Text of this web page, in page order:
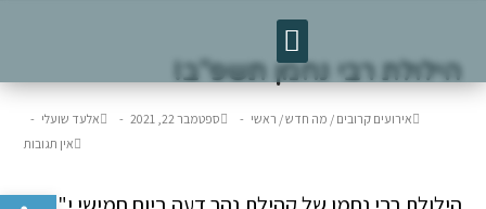
הילולת רבי נחמן תשפ"ב!
אלעד שועלי ספטמבר 22, 2021 אירועים קרובים / מה חדש/ ראשי
אין תגובות